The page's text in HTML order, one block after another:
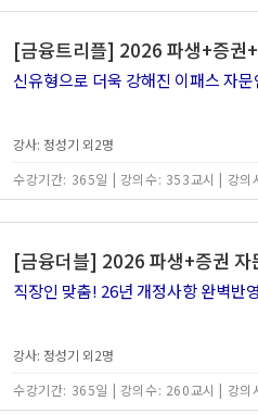
[금융트리플] 2026 파생+증권
신유형으로 더욱 강해진 이패스 자
강사: 정성기 외2명
수강기간: 365일 | 강의수: 353교시 | 강의
[금융더블] 2026 파생+증권
직장인 맞춤! 26년 개정사항 완벽반
강사: 정성기 외2명
수강기간: 365일 | 강의수: 260교시 | 강의